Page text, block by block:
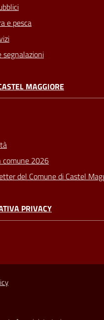
e pesca
segnalazioni
MAGGIORE
comune 2026
del Comune di Castel
PRIVACY